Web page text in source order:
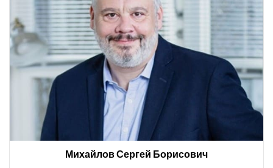
Михайлов Сергей Борисович